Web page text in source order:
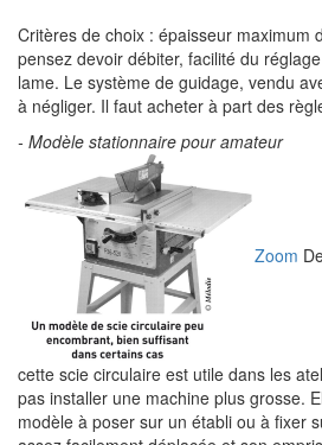
Critères de choix : épaisseur maximum
pensez devoir débiter, facilité du
lame. Le système de guidage, vendu
à négliger. Il faut acheter à part des
- Modèle stationnaire pour amateur
Zoom
cette scie circulaire est utile dans les
pas installer une machine plus grosse.
modèle à poser sur un établi ou à fixer